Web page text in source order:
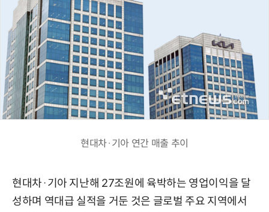
현대차·기아 연간 매출 추이
현대차·기아 지난해 27조원에 육박하는 영업이익을 달
성하며 역대급 실적을 거둔 것은 글로벌 주요 지역에서